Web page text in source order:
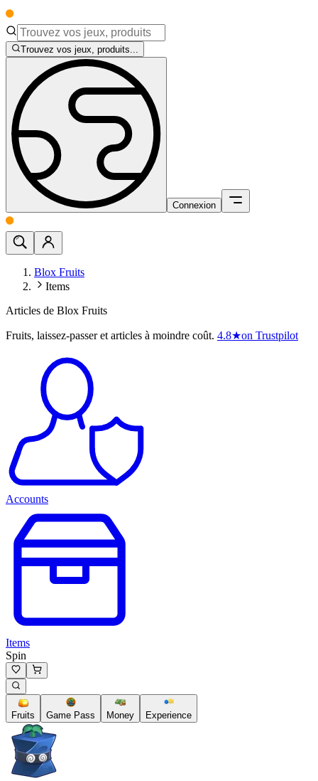
Trouvez vos jeux, produits...
Connexion
Blox Fruits
Items
Articles de Blox Fruits
Fruits, laissez-passer et articles à moindre coût. 4.8★on Trustpilot
Accounts
Items
Spin
Fruits Game Pass Money Experience